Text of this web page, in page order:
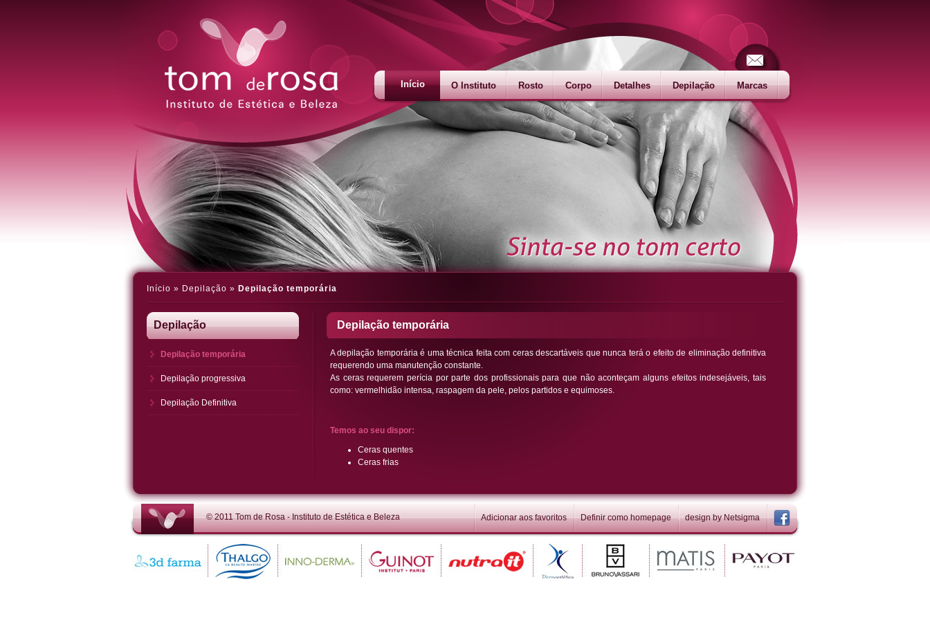
Início O Instituto Rosto Corpo Detalhes Depilação Marcas
Início » Depilação » Depilação temporária
Depilação
Depilação temporária
Depilação progressiva
Depilação Definitiva
Depilação temporária
A depilação temporária é uma técnica feita com ceras descartáveis que nunca terá o efeito de eliminação definitiva
requerendo uma manutenção constante.
As ceras requerem perícia por parte dos profissionais para que não aconteçam alguns efeitos indesejáveis, tais
como: vermelhidão intensa, raspagem da pele, pelos partidos e equimoses.
Temos ao seu dispor:
Ceras quentes
Ceras frias
© 2011 Tom de Rosa - Instituto de Estética e Beleza Adicionar aos favoritos Definir como homepage design byNetsigma